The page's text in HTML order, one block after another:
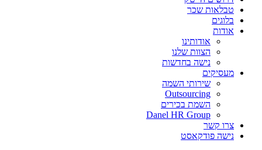
טבלאות שכר
בלוגים
אודות
אודותינו
הצוות שלנו
נישה בחדשות
מעסיקים
שירותי השמה
Outsourcing
השמת בכירים
Danel HR Group
צרו קשר
נישה פודקאסט